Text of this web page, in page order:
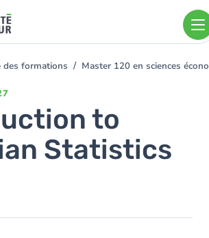
des formations Master 120 en sciences
to
Statistics